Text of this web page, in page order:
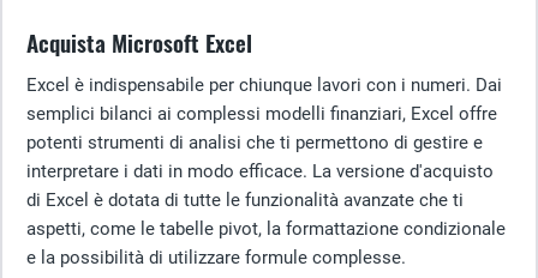
Acquista Microsoft Excel
Excel è indispensabile per chiunque lavori con i numeri. Dai
semplici bilanci ai complessi modelli finanziari, Excel offre
potenti strumenti di analisi che ti permettono di gestire e
interpretare i dati in modo efficace. La versione d'acquisto
di Excel è dotata di tutte le funzionalità avanzate che ti
aspetti, come le tabelle pivot, la formattazione condizionale
e la possibilità di utilizzare formule complesse.